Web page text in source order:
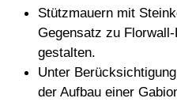
Stützmauern mit
Gegensatz zu
gestalten.
Unter
der Aufbau einer